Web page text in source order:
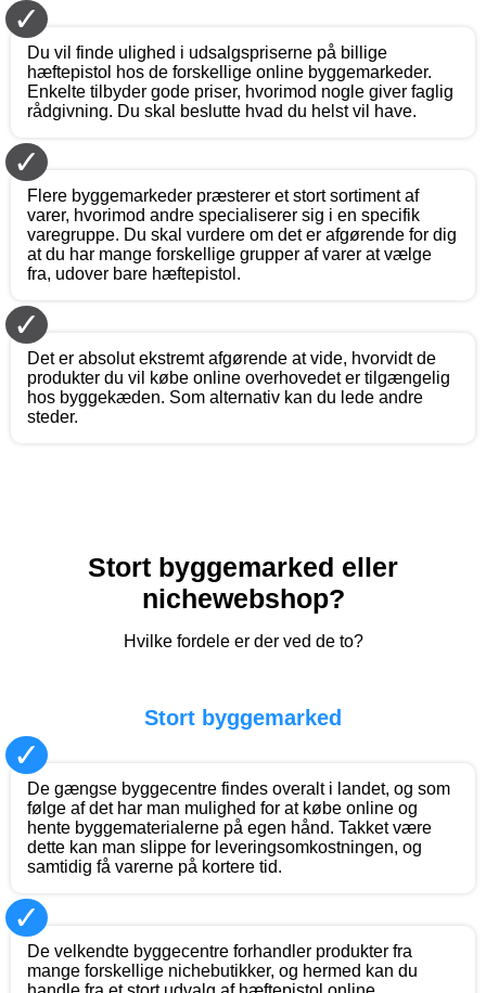
✓
Du vil finde ulighed i udsalgspriserne på billige
hæftepistol hos de forskellige online byggemarkeder.
Enkelte tilbyder gode priser, hvorimod nogle giver faglig
rådgivning. Du skal beslutte hvad du helst vil have.
✓
Flere byggemarkeder præsterer et stort sortiment af
varer, hvorimod andre specialiserer sig i en specifik
varegruppe. Du skal vurdere om det er afgørende for dig
at du har mange forskellige grupper af varer at vælge
fra, udover bare hæftepistol.
✓
Det er absolut ekstremt afgørende at vide, hvorvidt de
produkter du vil købe online overhovedet er tilgængelig
hos byggekæden. Som alternativ kan du lede andre
steder.
Stort byggemarked eller
nichewebshop?
Hvilke fordele er der ved de to?
Stort byggemarked
✓
De gængse byggecentre findes overalt i landet, og som
følge af det har man mulighed for at købe online og
hente byggematerialerne på egen hånd. Takket være
dette kan man slippe for leveringsomkostningen, og
samtidig få varerne på kortere tid.
✓
De velkendte byggecentre forhandler produkter fra
mange forskellige nichebutikker, og hermed kan du